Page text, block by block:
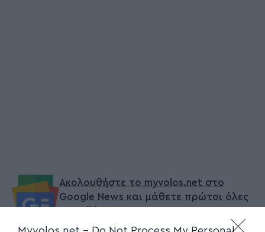
Ακολουθήστε το myvolos.net στο
Google News και μάθετε πρώτοι όλες